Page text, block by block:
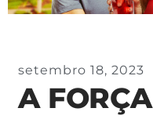
setembro 18, 2023
A FORÇA